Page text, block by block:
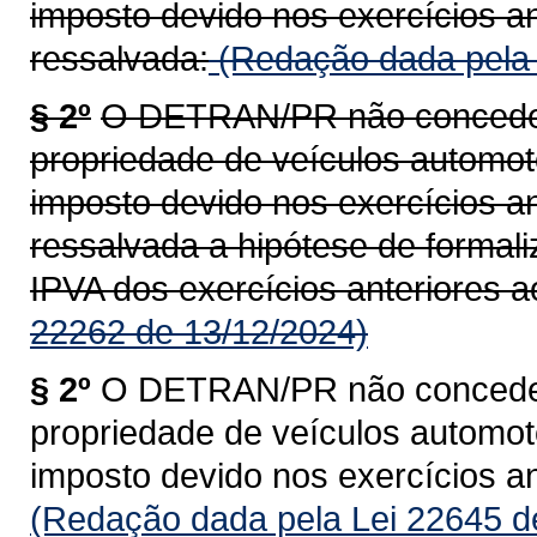
imposto devido nos exercícios
ressalvada:(Redação dada
§ 2º O DETRAN/PR não
propriedade de veículos
imposto devido nos exercícios
ressalvada a hipótese de
IPVA dos exercícios anteriores
22262 de 13/12/2024)
§ 2º O DETRAN/PR não
propriedade de veículos
imposto devido nos exercícios
(Redação dada pela Lei 22645